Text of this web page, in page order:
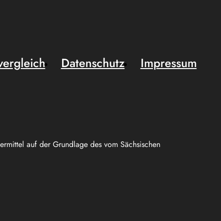
auf der Grundlage des vom Sächsischen
Datenschutz
Impressum